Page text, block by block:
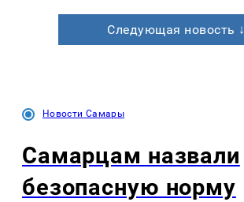
Следующая новость ↓
Новости Самары
Самарцам назвали
безопасную норму